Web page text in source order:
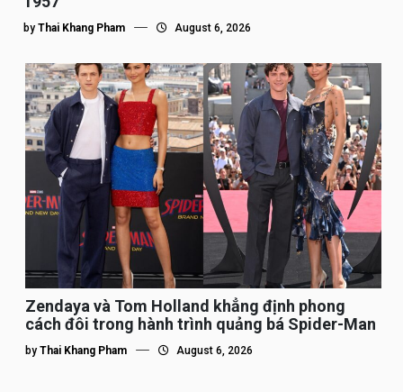
by Thai Khang Pham August 6, 2026
Zendaya và Tom Holland khẳng định phong
cách đôi trong hành trình quảng bá Spider-Man
by Thai Khang Pham August 6, 2026